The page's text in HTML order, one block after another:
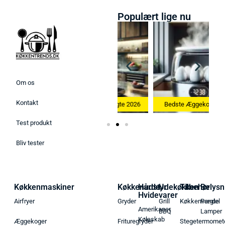
Om os
Kontakt
Test produkt
Bliv tester
Populært lige nu
Bedste Køkkenvægte 2026 Bedste Æggekoger 2026
Køkkenmaskiner
Airfryer
Æggekoger
Køkkenudstyr
Gryder
Frituregryder
Hårde
Hvidevarer
Amerikaner
Køleskab
Udekøkken
Grill
BBQ
Tilbehør
Køkkenvægte
Pendel
Lamper